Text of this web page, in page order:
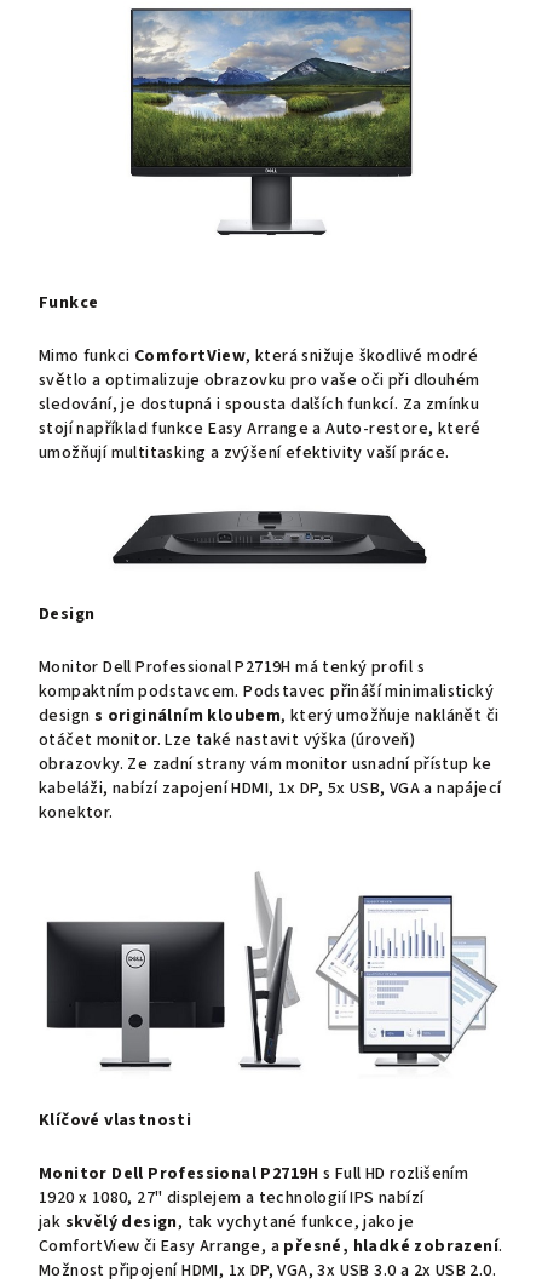
Funkce
Mimo funkci ComfortView, která snižuje škodlivé modré
světlo a optimalizuje obrazovku pro vaše oči při dlouhém
sledování, je dostupná i spousta dalších funkcí. Za zmínku
stojí například funkce Easy Arrange a Auto-restore, které
umožňují multitasking a zvýšení efektivity vaší práce.
Design
Monitor Dell Professional P2719H má tenký profil s
kompaktním podstavcem. Podstavec přináší minimalistický
design s originálním kloubem, který umožňuje naklánět či
otáčet monitor. Lze také nastavit výška (úroveň)
obrazovky. Ze zadní strany vám monitor usnadní přístup ke
kabeláži, nabízí zapojení HDMI, 1x DP, 5x USB, VGA a napájecí
konektor.
Klíčové vlastnosti
Monitor Dell Professional P2719H s Full HD rozlišením
1920 x 1080, 27" displejem a technologií IPS nabízí
jak skvělý design, tak vychytané funkce, jako je
ComfortView či Easy Arrange, a přesné, hladké zobrazení.
Možnost připojení HDMI, 1x DP, VGA, 3x USB 3.0 a 2x USB 2.0.